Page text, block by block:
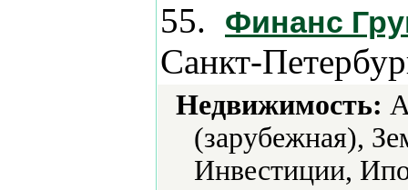
55. Финанс
Санкт-
Недвижимость:
(зарубежная),
Инвестиции,